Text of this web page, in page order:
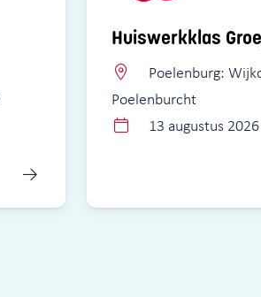
Huiswerkklas
Poelenburg:
Poelenburcht
13 augustus